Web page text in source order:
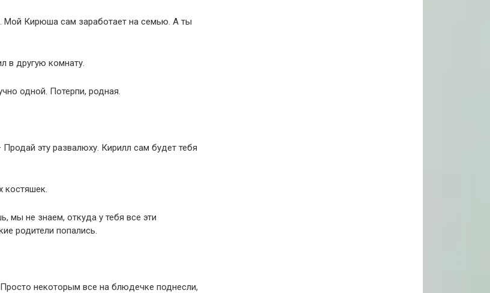
Кирюша сам заработает на семью. А ты
в другую комнату.
одной. Потерпи, родная.
эту развалюху. Кирилл сам будет тебя
костяшек.
не знаем, откуда у тебя все эти
родители попались.
некоторым все на блюдечке поднесли,